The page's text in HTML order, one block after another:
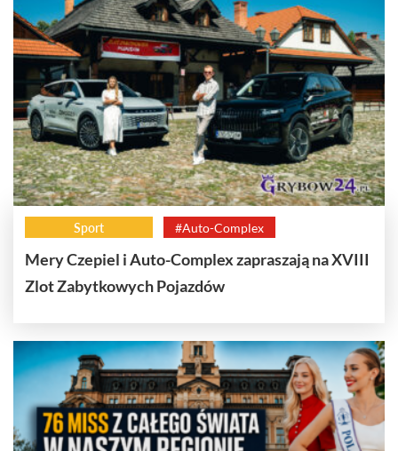
Sport #Auto-Complex
Mery Czepiel i Auto-Complex zapraszają na XVIII
Zlot Zabytkowych Pojazdów